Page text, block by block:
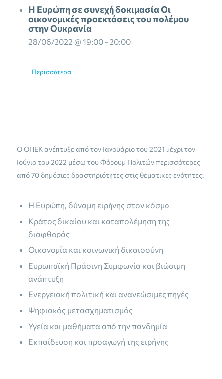
H Ευρώπη σε συνεχή δοκιμασία Οι
οικονομικές προεκτάσεις του πολέμου
στην Ουκρανία
28/06/2022 @ 19:00- 20:00
Περισσότερα
Ο ΟΠΕΚ ανέπτυξε από τον Ιανουάριο του 2021 μέχρι τον
Ιούνιο του 2022 μέσω του Φόρουμ Πολιτών περισσότερες
από 70 δημόσιες δραστηριότητες στις θεματικές ενότητες:
Η Ευρώπη, δύναμη ειρήνης στον κόσμο
Κράτος δικαίου και καταπολέμηση της
διαφθοράς
Οικονομία και κοινωνική δικαιοσύνη
Ευρωπαϊκή Πράσινη Συμφωνία και βιώσιμη
ανάπτυξη
Ενεργειακή πολιτική και ανανεώσιμες πηγές
Ψηφιακός μετασχηματισμός
Υγεία και μαθήματα από την πανδημία
Εκπαίδευση και προαγωγή της ειρήνης